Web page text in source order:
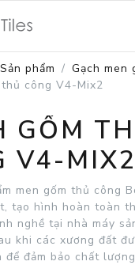
Sản phẩm
Gạch men
thủ công V4-Mix2
GỐM
V4-MIX2
men gốm thủ công
tạo hình hoàn toàn
nghề tại nhà máy
khi các xương đất
để đảm bảo chất